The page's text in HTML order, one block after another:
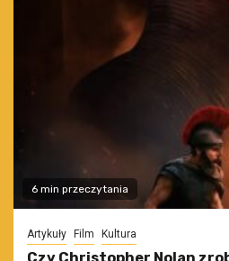
6 min przeczytania
Artykuły Film Kultura